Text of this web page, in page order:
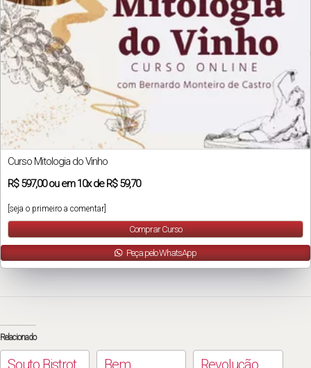
Curso Mitologia do Vinho
R$597,00ou em10xdeR$ 59,70
[seja o primeiro a comentar]
Comprar Curso
Peça pelo WhatsApp
Relacionado